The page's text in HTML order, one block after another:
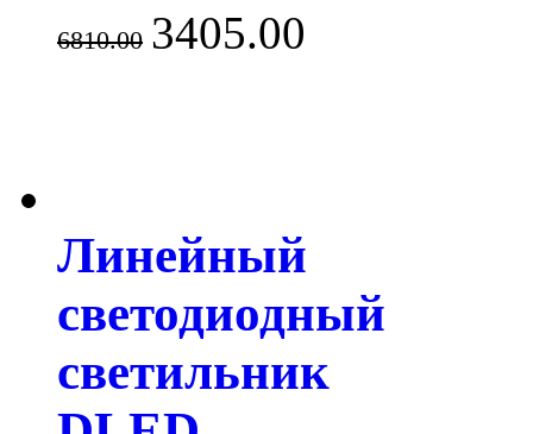
6810.00 3405.00
Линейный
светодиодный
светильник